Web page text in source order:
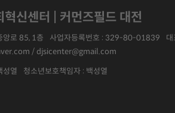
혁신센터 | 커먼즈필드 대전
앙로 85, 1층 사업자등록번호 : 329-80-01839
/ djsicenter@gmail.com
성열
청소년보호책임자 : 백성열